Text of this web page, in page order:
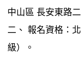
中山區 長安東路
二、 報名資格：
級）。